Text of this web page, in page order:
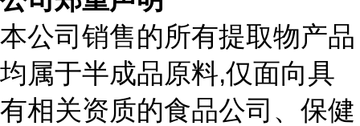
本公司销售的所有提取物产品
均属于半成品原料,仅面向具
有相关资质的食品公司、保健